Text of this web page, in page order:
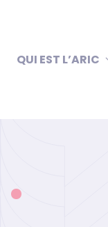
QUI EST L’ARIC